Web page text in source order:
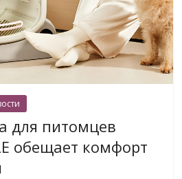
для питомцев
обещает комфорт